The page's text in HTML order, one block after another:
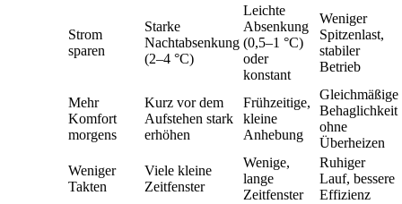
Strom
sparen
Starke
Nachtabsenkung
(2–4 °C)
Leichte
Absenkung
(0,5–1 °C)
oder
konstant
Weniger
Spitzenlast,
stabiler
Betrieb
Mehr
Komfort
morgens
Kurz vor dem
Aufstehen stark
erhöhen
Frühzeitige,
kleine
Anhebung
Gleichmäßige
Behaglichkeit
ohne
Überheizen
Weniger
Takten
Viele kleine
Zeitfenster
Wenige,
lange
Zeitfenster
Ruhiger
Lauf, bessere
Effizienz